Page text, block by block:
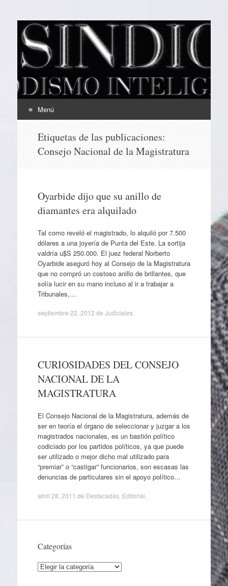
EL SINDICAL
Periodismo Inteligente
Menú
contenido
Etiquetas de las publicaciones:
Consejo Nacional de la Magistratura
Oyarbide dijo que su anillo de
diamantes era alquilado
Tal como reveló el magistrado, lo alquiló por 7.500
dólares a una joyería de Punta del Este. La sortija
valdría u$S 250.000. El juez federal Norberto
Oyarbide aseguró hoy al Consejo de la Magistratura
que no compró un costoso anillo de brillantes, que
solía lucir en su mano incluso al ir a trabajar a
Tribunales,…
septiembre 22, 2012 de Judiciales.
CURIOSIDADES DEL CONSEJO
NACIONAL DE LA
MAGISTRATURA
El Consejo Nacional de la Magistratura, además de
ser en teoría el órgano de seleccionar y juzgar a los
magistrados nacionales, es un bastión político
codiciado por los partidos políticos, ya que puede
ser utilizado o mejor dicho mal utilizado para
“premiar” o “castigar” funcionarios, son escasas las
denuncias de particulares sin el apoyo político…
abril 28, 2011 de Destacadas, Editorial
Categorías
Categorías